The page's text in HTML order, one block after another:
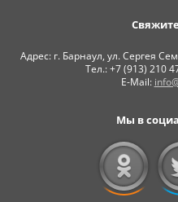
Адрес: г. Барнаул, ул. Сергея
Тел.: +7 (913) 210
E-Mail:
Мы в